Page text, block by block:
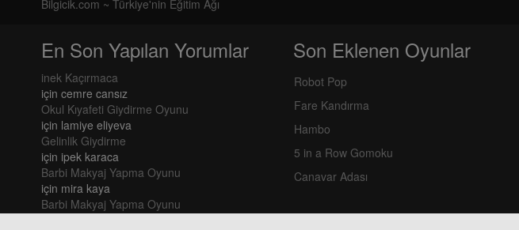
Bilgicik.com ~ Türkiye'nin Eğitim Ağı
En Son Yapılan Yorumlar
inek Kaçırmaca
için cemre cansız
Okul Kıyafeti Giydirme Oyunu
için lamiye eliyeva
Gelinlik Giydirme
için ipek karaca
Barbi Makyaj Yapma Oyunu
için mira kaya
Barbi Makyaj Yapma Oyunu
Son Eklenen Oyunlar
Robot Pop
Fare Kandırma
Hambo
5 in a Row Gomoku
Canavar Adası